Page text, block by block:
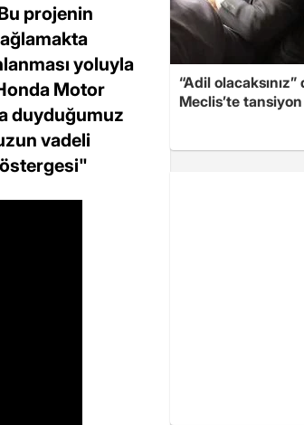
projenin
yoluyla
Motor
duyduğumuz
vadeli
“Adil
Meclis’te